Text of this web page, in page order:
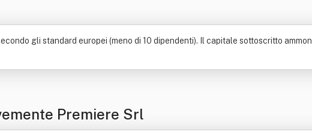
gli standard europei (meno di 10 dipendenti). Il capitale sottoscritto
Premiere Srl